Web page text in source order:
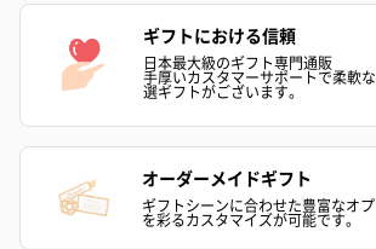
かき氷入浴剤4点セット
（ブルー）（748円）
かき氷入浴剤4点セ
ギフトにおける信頼
日本最大級のギフト専門通販
手厚いカスタマーサポートで柔軟
選ギフトがございます。
オーダーメイドギフト
ギフトシーンに合わせた豊富なオ
を彩るカスタマイズが可能です。